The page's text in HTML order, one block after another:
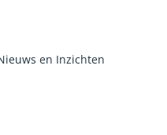
en Inzichten